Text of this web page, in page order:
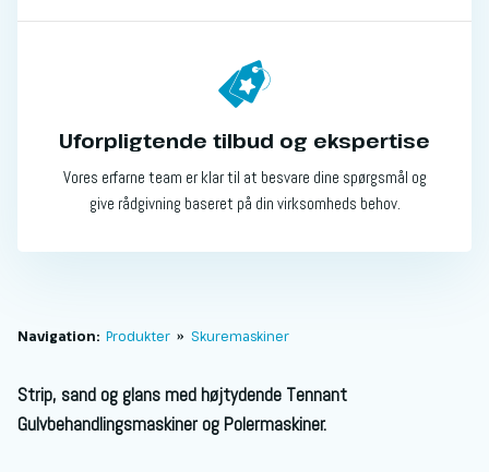
Uforpligtende tilbud og ekspertise
Vores erfarne team er klar til at besvare dine spørgsmål og
give rådgivning baseret på din virksomheds behov.
Navigation: Produkter » Skuremaskiner
Strip, sand og glans med højtydende Tennant
Gulvbehandlingsmaskiner og Polermaskiner.